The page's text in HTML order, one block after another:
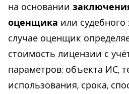
на основании
оценщика или судебного
случае оценщик
стоимость лицензии с
параметров: объекта ИС,
использования, срока,